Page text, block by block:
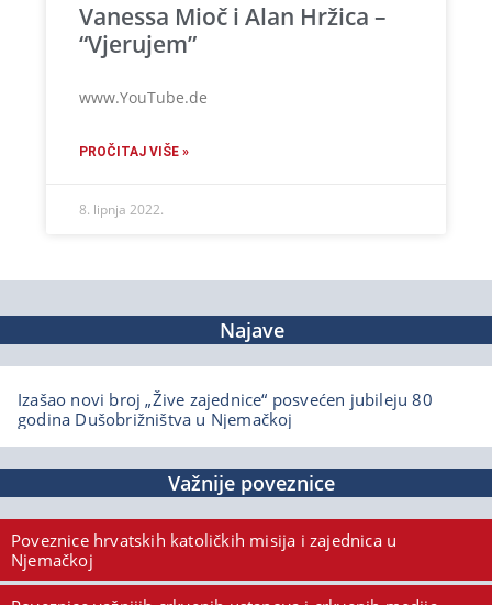
Vanessa Mioč i Alan Hržica –
“Vjerujem”
www.YouTube.de
PROČITAJ VIŠE »
8. lipnja 2022.
Najave
Izašao novi broj „Žive zajednice“ posvećen jubileju 80
godina Dušobrižništva u Njemačkoj
Važnije poveznice
Poveznice hrvatskih katoličkih misija i zajednica u
Njemačkoj